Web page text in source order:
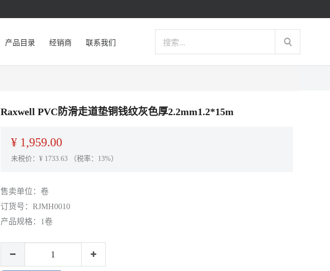
产品目录 经销商 联系我们
Raxwell PVC防滑走道垫铜钱纹灰色厚2.2mm1.2*15m
¥ 1,959.00
未税价：¥ 1733.63（税率：13%）
售卖单位： 卷
订货号： RJMH0010
产品规格： 1卷